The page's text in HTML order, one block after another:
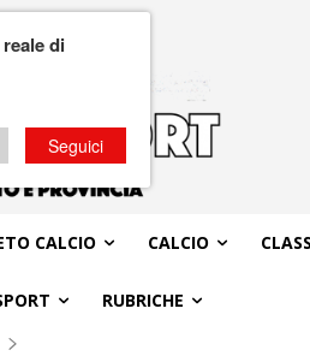
CALCIO CALCIO
RUBRICHE
di
Seguici